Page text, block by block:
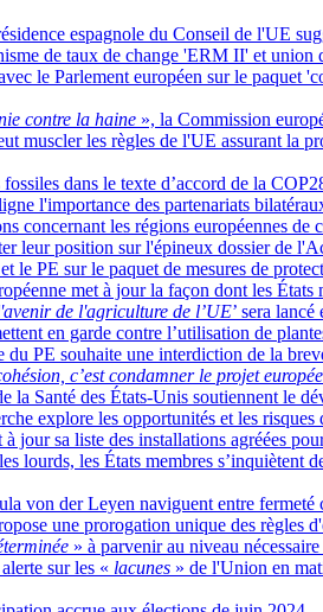
espagnole du Conseil de l'UE
de taux de change 'ERM II' et union
le Parlement européen sur le paquet
contre la haine », la Commission
muscler les règles de l'UE assurant la
dans le texte d’accord de la
l'importance des partenariats
concernant les régions européennes de
leur position sur l'épineux dossier de
le PE sur le paquet de mesures de
met à jour la façon dont les
de l'agriculture de l’UE’ sera
en garde contre l’utilisation de
du PE souhaite une interdiction de la
c’est condamner le projet
la Santé des États-Unis soutiennent le
explore les opportunités et les
jour sa liste des installations agréées
lourds, les États membres s’inquiètent
von der Leyen naviguent entre
une prorogation unique des règles
» à parvenir au niveau
sur les « lacunes » de l'Union en